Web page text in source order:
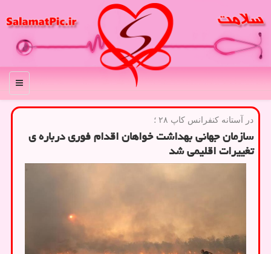
منو
در آستانه كنفرانس كاپ ۲۸ ؛
سازمان جهانی بهداشت خواهان اقدام فوری درباره ی
تغییرات اقلیمی شد